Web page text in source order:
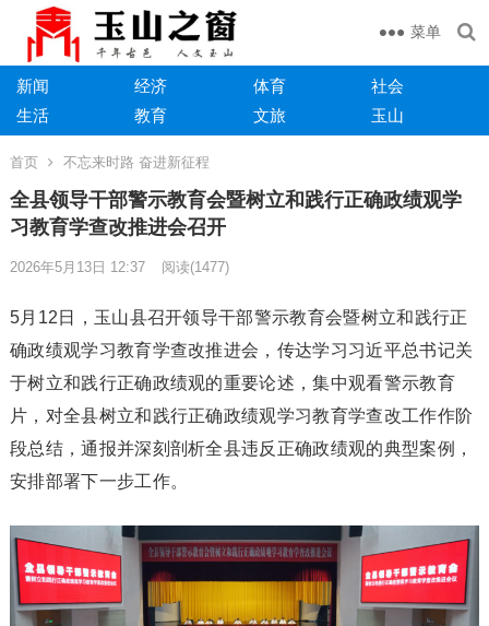
菜单
新闻 经济 体育
社会
生活
教育 文旅 玉山
首页 不忘来时路 奋进新征程
全县领导干部警示教育会暨树立和践行正确政绩观学
习教育学查改推进会召开
2026年5月13日 12:37 阅读(1477)
5月12日，玉山县召开领导干部警示教育会暨树立和践行正
确政绩观学习教育学查改推进会，传达学习习近平总书记关
于树立和践行正确政绩观的重要论述，集中观看警示教育
片，对全县树立和践行正确政绩观学习教育学查改工作作阶
段总结，通报并深刻剖析全县违反正确政绩观的典型案例，
安排部署下一步工作。